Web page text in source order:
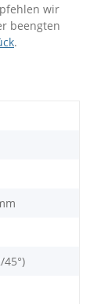
wir
beengten
.
45°)